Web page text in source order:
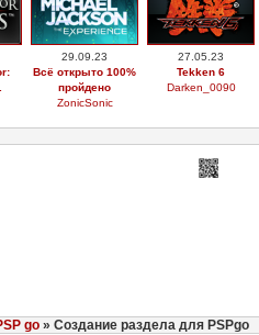
29.09.23
Всё открыто 100%
пройдено
ZonicSonic
27.05.23
Tekken 6
Darken_0090
go» Создание раздела для PSPgo